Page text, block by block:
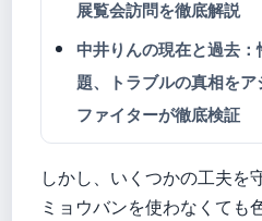
展覧会訪問を徹底解説
中井りんの現在と過去：
題、トラブルの真相を
ファイターが徹底検証
しかし、いくつかの工夫を
ミョウバンを使わなくても